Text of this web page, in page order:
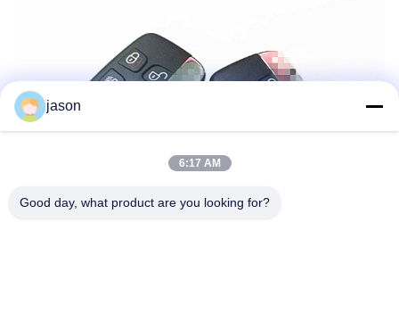
jason
6:17 AM
Good day, what product are you looking for?